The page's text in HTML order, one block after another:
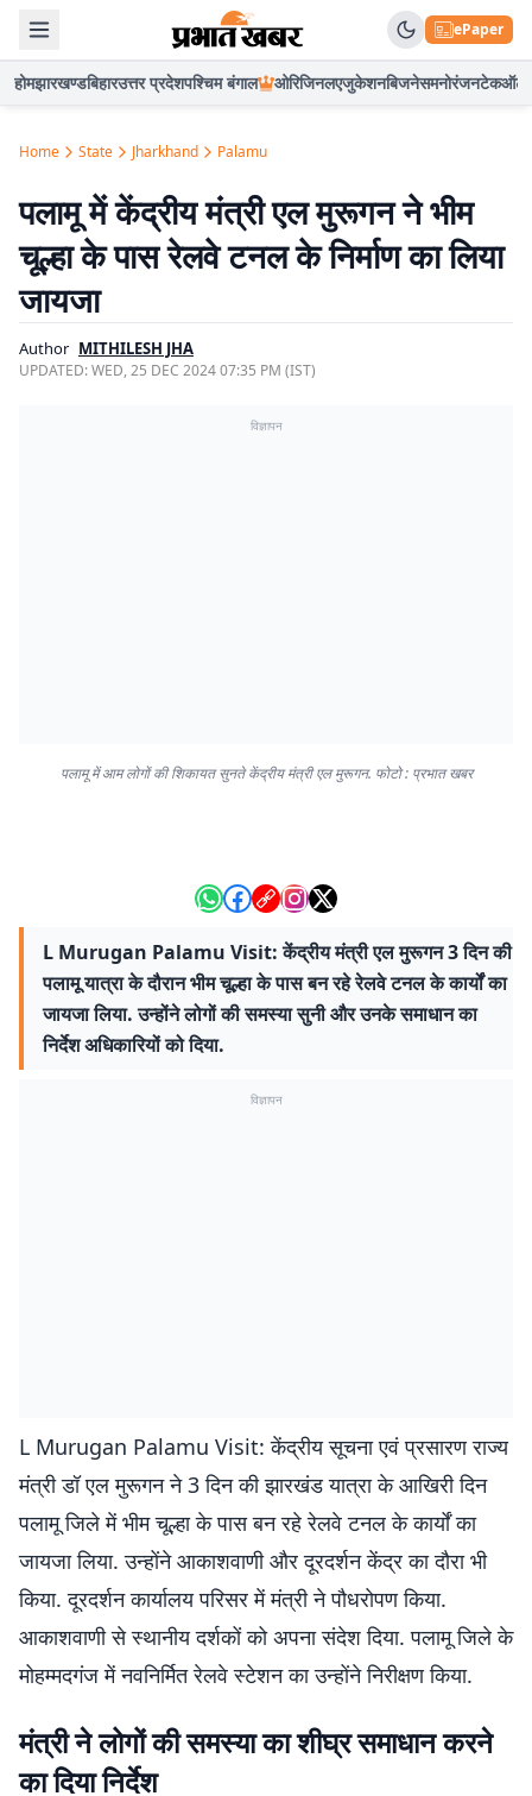
ePaper
होमझारखण्डबिहारउत्तर प्रदेशपश्चिम बंगाल ओरिजिनलएजुकेशनबिजनेसमनोरंजनटेकऑटो
Home State Jharkhand Palamu
पलामू में केंद्रीय मंत्री एल मुरूगन ने भीम
चूल्हा के पास रेलवे टनल के निर्माण का लिया
जायजा
Author MITHILESH JHA
UPDATED:WED, 25 DEC 2024 07:35 PM (IST)
विज्ञापन
पलामू में आम लोगों की शिकायत सुनते केंद्रीय मंत्री एल मुरूगन. फोटो : प्रभात खबर
L Murugan Palamu Visit: केंद्रीय मंत्री एल मुरूगन 3 दिन की
पलामू यात्रा के दौरान भीम चूल्हा के पास बन रहे रेलवे टनल के कार्यों का
जायजा लिया. उन्होंने लोगों की समस्या सुनी और उनके समाधान का
निर्देश अधिकारियों को दिया.
विज्ञापन
L Murugan Palamu Visit: केंद्रीय सूचना एवं प्रसारण राज्य
मंत्री डॉ एल मुरूगन ने 3 दिन की झारखंड यात्रा के आखिरी दिन
पलामू जिले में भीम चूल्हा के पास बन रहे रेलवे टनल के कार्यों का
जायजा लिया. उन्होंने आकाशवाणी और दूरदर्शन केंद्र का दौरा भी
किया. दूरदर्शन कार्यालय परिसर में मंत्री ने पौधरोपण किया.
आकाशवाणी से स्थानीय दर्शकों को अपना संदेश दिया. पलामू जिले के
मोहम्मदगंज में नवनिर्मित रेलवे स्टेशन का उन्होंने निरीक्षण किया.
मंत्री ने लोगों की समस्या का शीघ्र समाधान करने
का दिया निर्देश